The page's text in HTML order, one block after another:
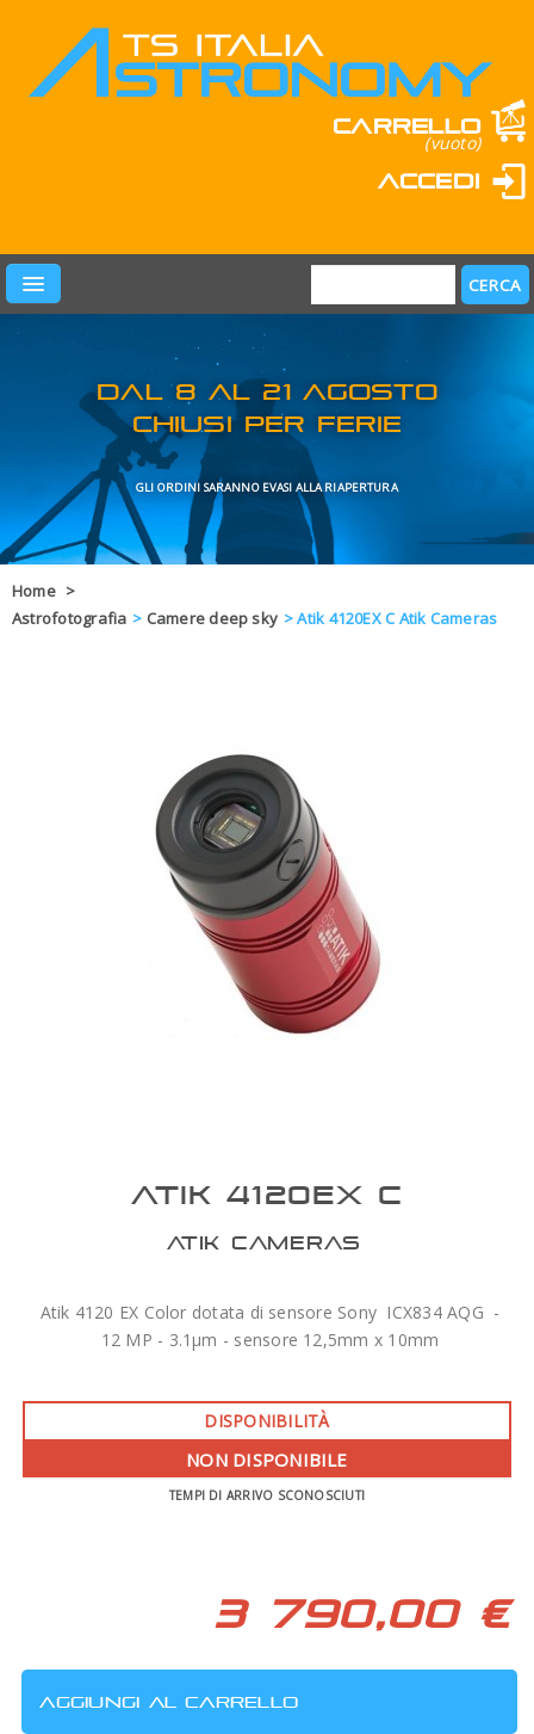
Carrello
(vuoto)
Accedi
PRODOTTI
LEARN & FUN
MARCHI
OFFERTE
GLI ORDINI SARANNO EVASI
Home >
Astrofotografia > Camere deep sky >Atik 4120EX C Atik Cameras
ATIK 4120EX C
ATIK CAMERAS
Atik 4120 EX Color dotata di sensore Sony ICX834 AQG -
12 MP - 3.1µm - sensore 12,5mm x 10mm
DISPONIBILITÀ
NON DISPONIBILE
TEMPI DI ARRIVO SCONOSCIUTI
3 790,00 €